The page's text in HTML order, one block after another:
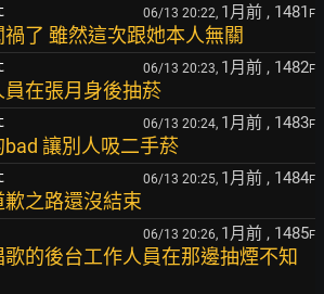
06/13 20:22, 1月前 , 1481 F
了 雖然這次跟她本人無關
06/13 20:23, 1月前 , 1482F
在張月身後抽菸
06/13 20:24, 1月前 , 1483F
讓別人吸二手菸
06/13 20:25, 1月前 , 1484F
之路還沒結束
06/13 20:26, 1月前 , 1485F
的後台工作人員在那邊抽煙不知